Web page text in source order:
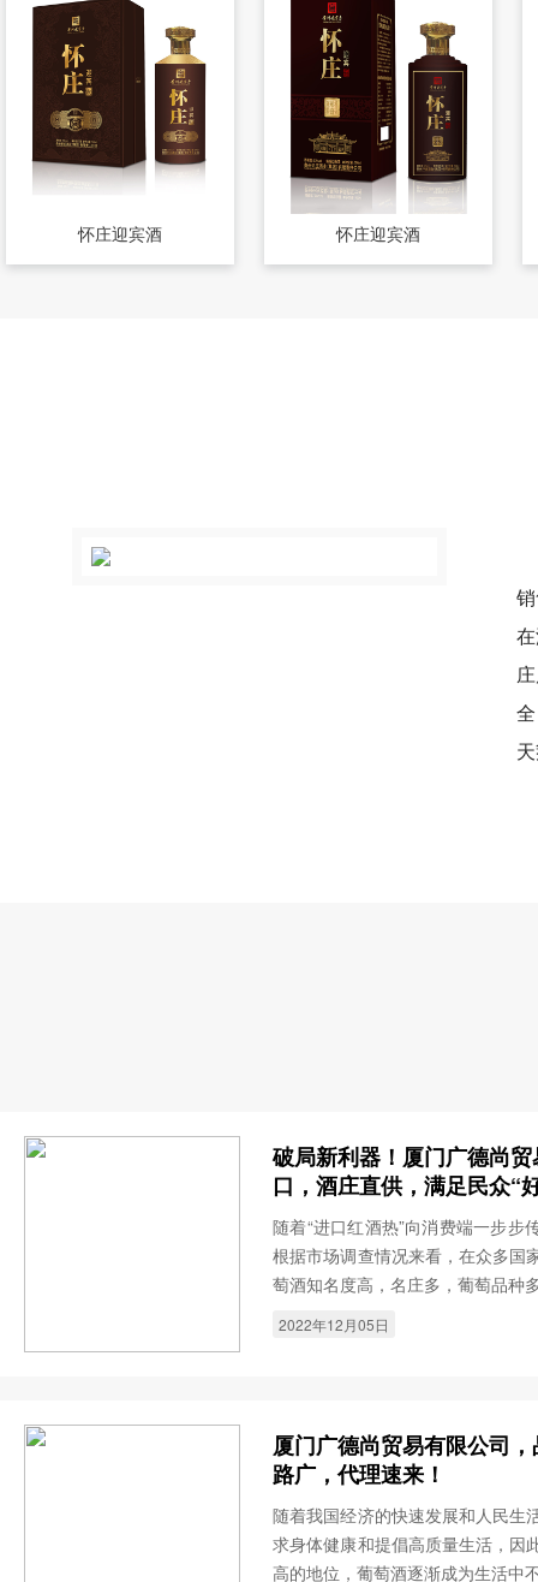
怀庄迎宾酒 怀庄迎宾酒
破局新利器！厦门广德尚
口，酒庄直供，满足民众“
随着“进口红酒热”向消费端一步步
根据市场调查情况来看，在众多国
萄酒知名度高，名庄多，葡萄品种
2022年12月05日
厦门广德尚贸易有限公司
路广，代理速来！
随着我国经济的快速发展和人民生
求身体健康和提倡高质量生活，因
高的地位，葡萄酒逐渐成为生活中